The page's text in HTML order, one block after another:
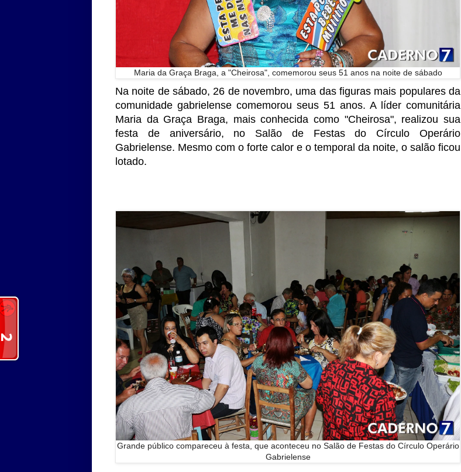
Maria da Graça Braga, a "Cheirosa", comemorou seus 51 anos na noite de sábado
Na noite de sábado, 26 de novembro, uma das figuras mais populares da
comunidade gabrielense comemorou seus 51 anos. A líder comunitária
Maria da Graça Braga, mais conhecida como "Cheirosa", realizou sua
festa de aniversário, no Salão de Festas do Círculo Operário
Gabrielense. Mesmo com o forte calor e o temporal da noite, o salão ficou
lotado.
Grande público compareceu à festa, que aconteceu no Salão de Festas do Círculo Operário
Gabrielense